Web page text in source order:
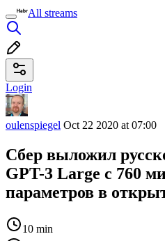
All streams
Login
oulenspiegel Oct 22 2020 at 07:00
Сбер выложил
GPT-3 Large с 760
параметров в
10 min